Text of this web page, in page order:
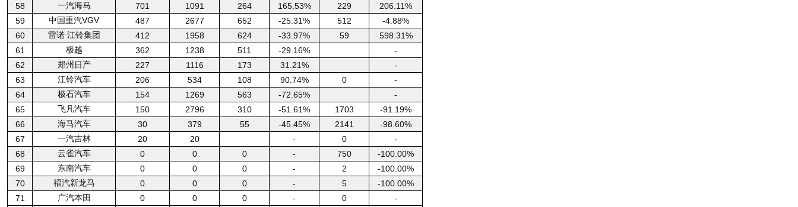
58
一汽海马 701 1091 264 165.53% 229
206.11%
59
中国重汽VGV 487 2677 652 -25.31% 512
-4.88%
60
雷诺 江铃集团 412 1958 624 -33.97% 59
598.31%
61
极越 362 1238 511 -29.16%
-
62
郑州日产 227 1116 173 31.21%
-
63
江铃汽车 206 534 108 90.74% 0
-
64
极石汽车 154 1269 563 -72.65%
-
65
飞凡汽车 150 2796 310 -51.61% 1703
-91.19%
66
海马汽车 30 379 55 -45.45% 2141
-98.60%
67
一汽吉林 20 20 - 0
-
68
云雀汽车 0 0 0 - 750
-100.00%
69
东南汽车 0 0 0 - 2
-100.00%
70
福汽新龙马 0 0 0 - 5
-100.00%
71
广汽本田 0 0 0 - 0
-